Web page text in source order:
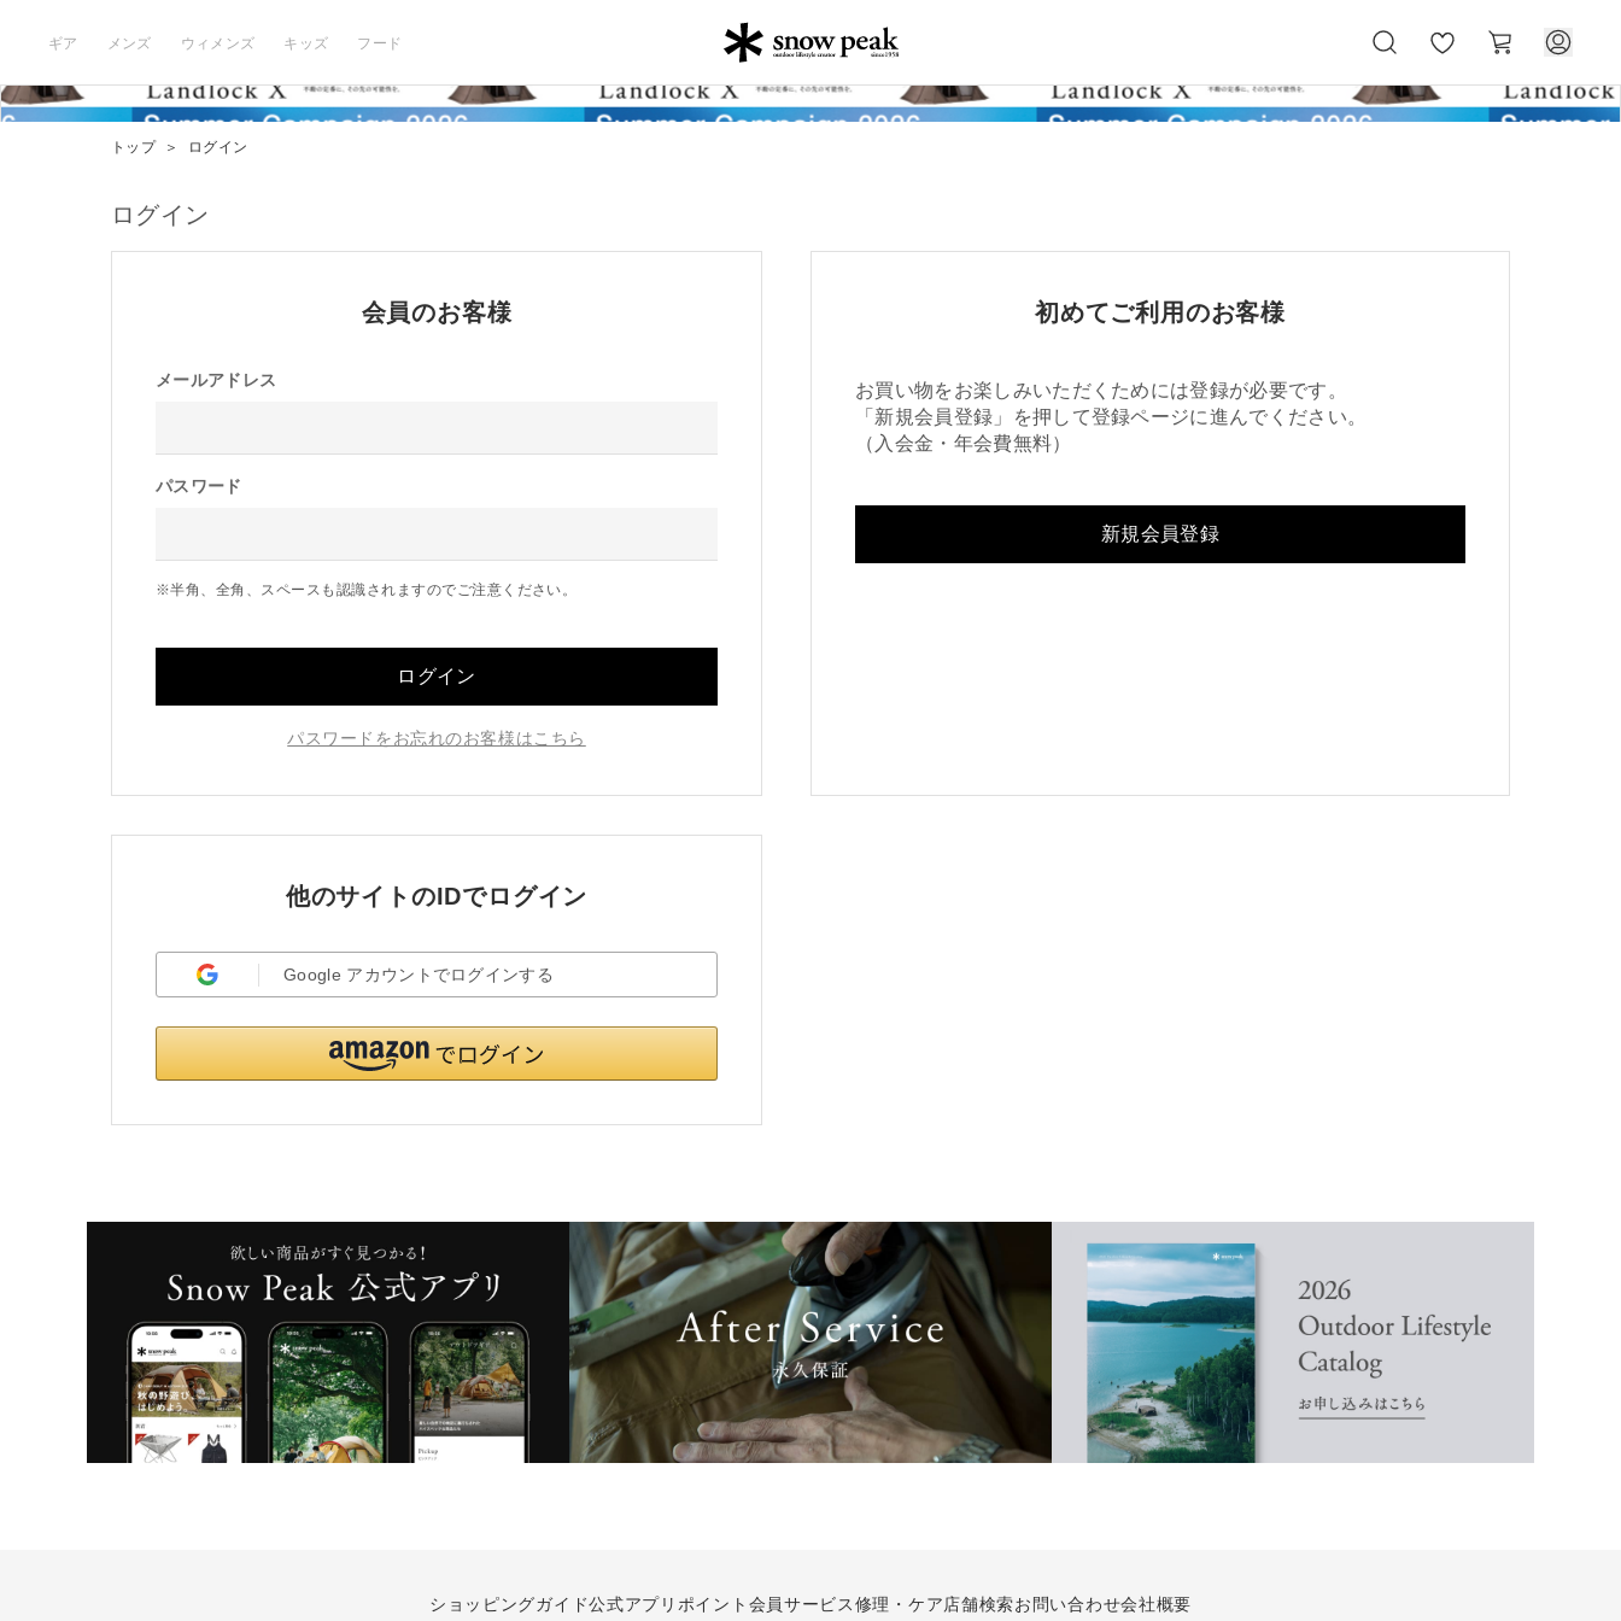
ギア メンズ ウィメンズ キッズ フード
気
に
ー
ト
トップ ＞ ログイン
ログイン
会員のお客様
メールアドレス
パスワード
※半角、全角、スペースも認識されますのでご注意ください。
ログイン
パスワードをお忘れのお客様はこちら
初めてご利用のお客様
お買い物をお楽しみいただくためには登録が必要です。
「新規会員登録」を押して登録ページに進んでください。
（入会金・年会費無料）
新規会員登録
他のサイトのIDでログイン
Google アカウント でログインする
ショッピングガイド公式アプリ ポイント会員サービス修理・ケア店舗検索お問い合わせ会社概要